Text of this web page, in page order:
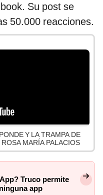
Su post se
50.000 reacciones.
Y LA TRAMPA DE
MARÍA PALACIOS
Truco permite
app